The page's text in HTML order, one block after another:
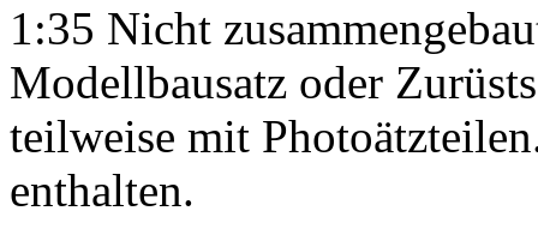
1:35 Nicht
Modellbausatz oder
teilweise mit
enthalten.